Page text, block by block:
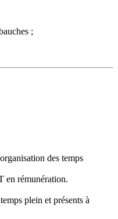
;
des temps
en rémunération.
plein et présents à